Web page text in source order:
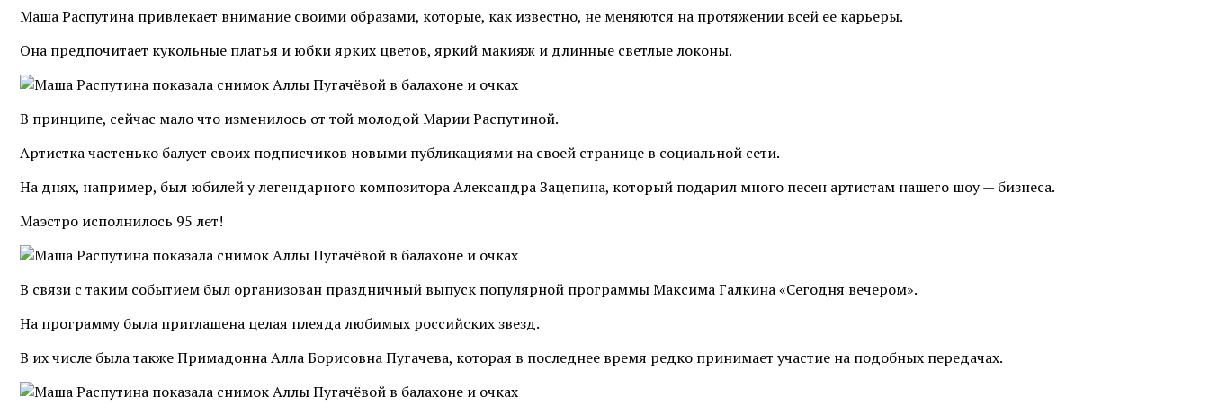
Маша Распутина привлекает внимание своими образами, которые, как известно, не меняются на протяжении всей ее карьеры.
Она предпочитает кукольные платья и юбки ярких цветов, яркий макияж и длинные светлые локоны.
В принципе, сейчас мало что изменилось от той молодой Марии Распутиной.
Артистка частенько балует своих подписчиков новыми публикациями на своей странице в социальной сети.
На днях, например, был юбилей у легендарного композитора Александра Зацепина, который подарил много песен артистам нашего шоу — бизнеса.
Маэстро исполнилось 95 лет!
В связи с таким событием был организован праздничный выпуск популярной программы Максима Галкина «Сегодня вечером».
На программу была приглашена целая плеяда любимых российских звезд.
В их числе была также Примадонна Алла Борисовна Пугачева, которая в последнее время редко принимает участие на подобных передачах.